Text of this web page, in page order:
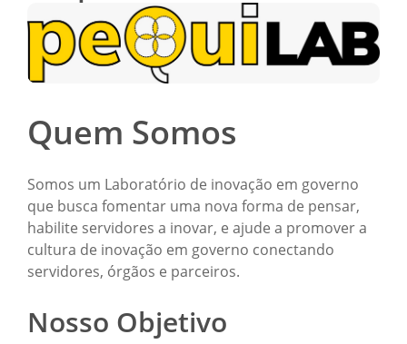
Quem Somos
Somos um Laboratório de inovação em governo
que busca fomentar uma nova forma de pensar,
habilite servidores a inovar, e ajude a promover a
cultura de inovação em governo conectando
servidores, órgãos e parceiros.
Nosso Objetivo